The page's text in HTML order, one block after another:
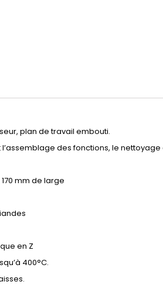
plan de travail embouti.
des fonctions, le nettoyage
mm de large
en Z
400°C.